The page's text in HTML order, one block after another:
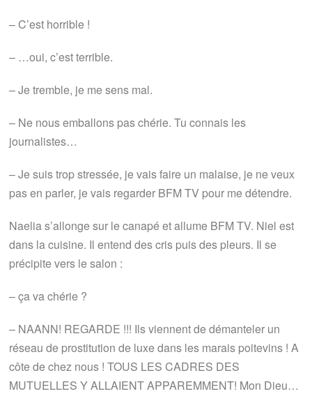
– C’est horrible !
– …oui, c’est terrible.
– Je tremble, je me sens mal.
– Ne nous emballons pas chérie. Tu connais les
journalistes…
– Je suis trop stressée, je vais faire un malaise, je ne veux
pas en parler, je vais regarder BFM TV pour me détendre.
Naelia s’allonge sur le canapé et allume BFM TV. Niel est
dans la cuisine. Il entend des cris puis des pleurs. Il se
précipite vers le salon :
– ça va chérie ?
– NAANN! REGARDE !!! Ils viennent de démanteler un
réseau de prostitution de luxe dans les marais poitevins ! A
côte de chez nous ! TOUS LES CADRES DES
MUTUELLES Y ALLAIENT APPAREMMENT! Mon Dieu…